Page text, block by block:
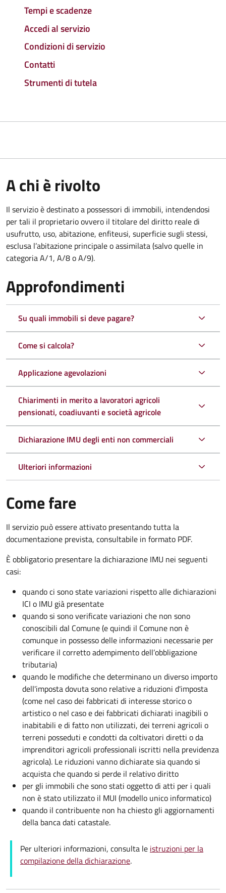
Tempi e scadenze
Accedi al servizio
Condizioni di servizio
Contatti
Strumenti di tutela
A chi è rivolto
Il servizio è destinato a possessori di immobili, intendendosi
per tali il proprietario ovvero il titolare del diritto reale di
usufrutto, uso, abitazione, enfiteusi, superficie sugli stessi,
esclusa l’abitazione principale o assimilata (salvo quelle in
categoria A/1, A/8 o A/9).
Approfondimenti
Su quali immobili si deve pagare?
Come si calcola?
Applicazione agevolazioni
Chiarimenti in merito a lavoratori agricoli
pensionati, coadiuvanti e società agricole
Dichiarazione IMU degli enti non commerciali
Ulteriori informazioni
Come fare
Il servizio può essere attivato presentando tutta la
documentazione prevista, consultabile in formato PDF.
È obbligatorio presentare la dichiarazione IMU nei seguenti
casi:
quando ci sono state variazioni rispetto alle dichiarazioni
ICI o IMU già presentate
quando si sono verificate variazioni che non sono
conoscibili dal Comune (e quindi il Comune non è
comunque in possesso delle informazioni necessarie per
verificare il corretto adempimento dell’obbligazione
tributaria)
quando le modifiche che determinano un diverso importo
dell'imposta dovuta sono relative a riduzioni d'imposta
(come nel caso dei fabbricati di interesse storico o
artistico o nel caso e dei fabbricati dichiarati inagibili o
inabitabili e di fatto non utilizzati, dei terreni agricoli o
terreni posseduti e condotti da coltivatori diretti o da
imprenditori agricoli professionali iscritti nella previdenza
agricola). Le riduzioni vanno dichiarate sia quando si
acquista che quando si perde il relativo diritto
per gli immobili che sono stati oggetto di atti per i quali
non è stato utilizzato il MUI (modello unico informatico)
quando il contribuente non ha chiesto gli aggiornamenti
della banca dati catastale.
Per ulteriori informazioni, consulta le istruzioni per la
compilazione della dichiarazione.